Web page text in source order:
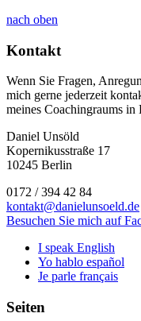
nach oben
Kontakt
Wenn Sie Fragen,
mich gerne jederzeit
meines Coachingraums in
Daniel Unsöld
Kopernikusstraße 17
10245 Berlin
0172 / 394 42 84
kontakt@danielunsoeld.de
Besuchen Sie mich auf
I speak English
Yo hablo español
Je parle français
Seiten